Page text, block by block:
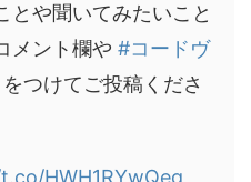
とや聞いてみたいこと
メント欄や #コードヴ
をつけてご投稿くださ